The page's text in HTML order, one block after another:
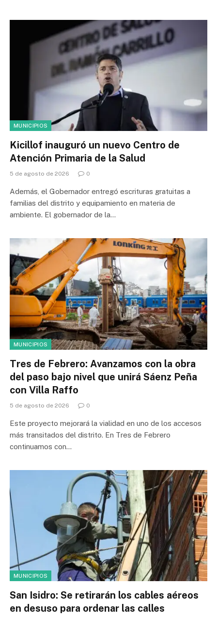
MUNICIPIOS
Kicillof inauguró un nuevo Centro de
Atención Primaria de la Salud
5 de agosto de 2026 0
Además, el Gobernador entregó escrituras gratuitas a
familias del distrito y equipamiento en materia de
ambiente. El gobernador de la…
MUNICIPIOS
Tres de Febrero: Avanzamos con la obra
del paso bajo nivel que unirá Sáenz Peña
con Villa Raffo
5 de agosto de 2026 0
Este proyecto mejorará la vialidad en uno de los accesos
más transitados del distrito. En Tres de Febrero
continuamos con…
MUNICIPIOS
San Isidro: Se retirarán los cables aéreos
en desuso para ordenar las calles